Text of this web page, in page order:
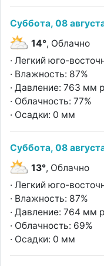
Суббота, 08
14°, Облачно
· Легкий юго-
· Влажность: 87%
· Давление: 763 мм
· Облачность: 77%
· Осадки: 0 мм
Суббота, 08
13°, Облачно
· Легкий юго-
· Влажность: 87%
· Давление: 764 мм
· Облачность: 69%
· Осадки: 0 мм